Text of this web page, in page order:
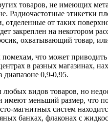
товаров, не имеющих
Радиочастотные этикетки
от таких
закреплен на некотором
охватывающий товар,
помехам, что может
в разных магазинах,
диапазоне 0,9-0,95.
видов товаров, но
меньший размер, что
магнитных систем
банках, флаконах с